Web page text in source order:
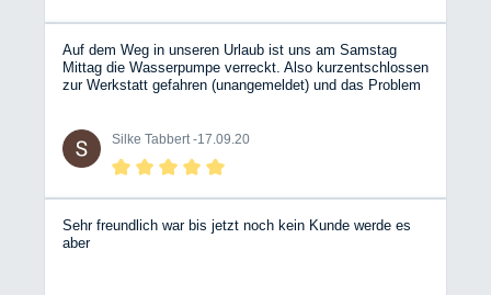
Auf dem Weg in unseren Urlaub ist uns am Samstag
Mittag die Wasserpumpe verreckt. Also kurzentschlossen
zur Werkstatt gefahren (unangemeldet) und das Problem
defekte Wasserpumpe getauscht. Alles gut erklärt,
entspannt und freundlich geblieben. Sehr netter und
zuvorkommender Service! Werkstatt und die eifrigen
Silke Tabbert -17.09.20
Sehr freundlich war bis jetzt noch kein Kunde werde es
aber